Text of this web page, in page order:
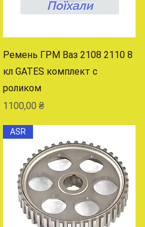
Быстрый просмотр
Ремень ГРМ Ваз 2108 2110 8
кл GATES комплект с
роликом
Цена
1100,00 ₴
ASR